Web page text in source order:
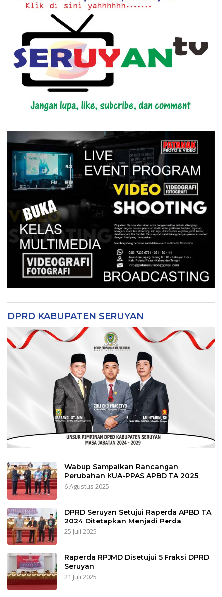
DPRD KABUPATEN SERUYAN
Wabup Sampaikan Rancangan
Perubahan KUA-PPAS APBD TA 2025
6 Agustus 2025
DPRD Seruyan Setujui Raperda APBD TA
2024 Ditetapkan Menjadi Perda
25 Juli 2025
Raperda RPJMD Disetujui 5 Fraksi DPRD
Seruyan
21 Juli 2025